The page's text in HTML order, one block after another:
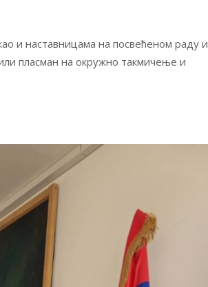
и наставницама на посвећеном раду и
пласман на окружно такмичење и